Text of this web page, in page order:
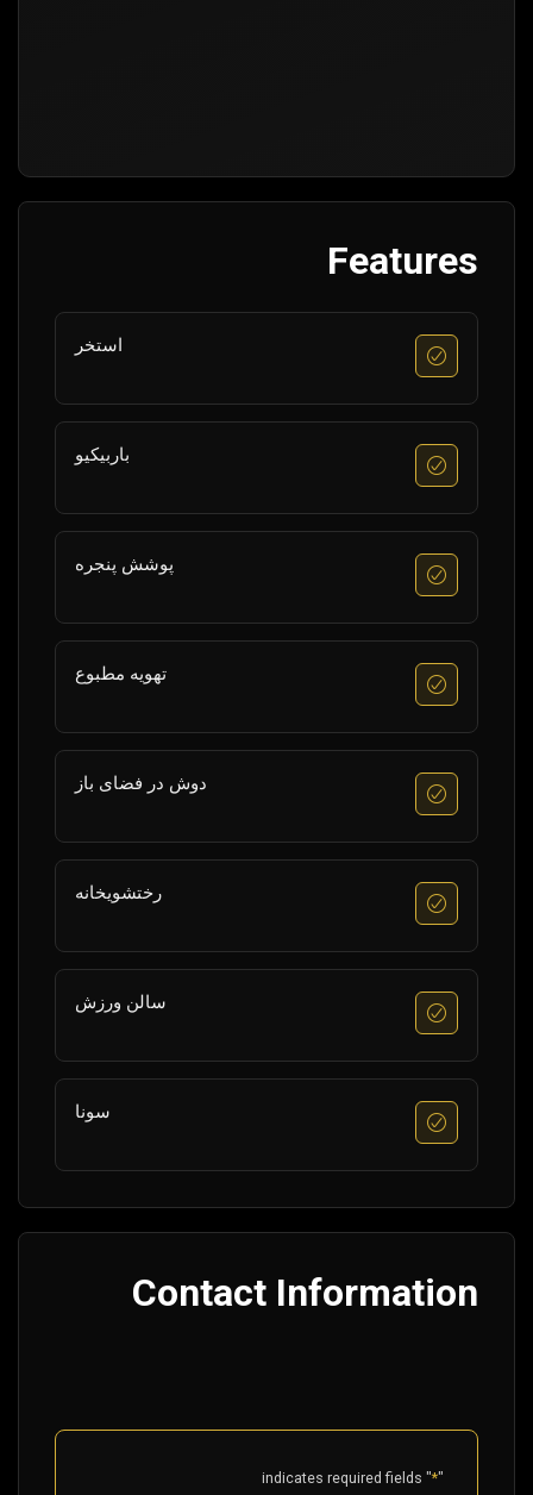
Features
استخر
باربیکیو
پوشش پنجره
تهویه مطبوع
دوش در فضای باز
رختشویخانه
سالن ورزش
سونا
Contact Information
"
*
" indicates required fields